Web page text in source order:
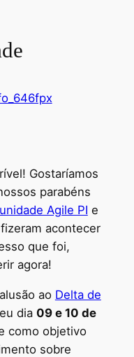
Gostaríamos
parabéns
Agile PI e
acontecer
que foi,
agora!
ao Delta de
dia 09 e 10 de
como objetivo
sobre